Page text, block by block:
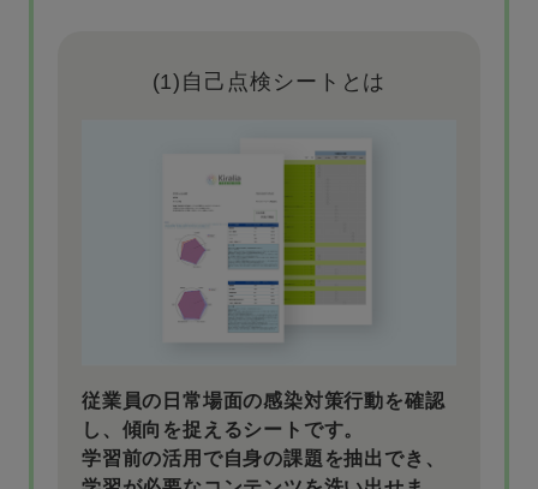
(1)自己点検シートとは
従業員の日常場面の感染対策行動を確認
し、傾向を捉えるシートです。
学習前の活用で自身の課題を抽出でき、